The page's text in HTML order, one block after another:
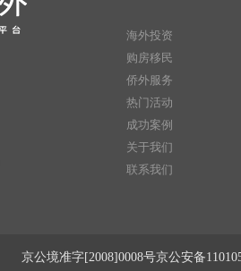
海外投资
购房移民
侨外服务
热门活动
成功案例
关于我们
联系我们
京公境准字[2008]0008号京公安备